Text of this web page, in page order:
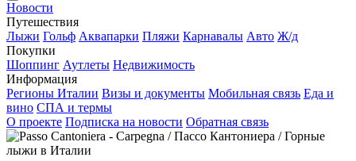
Новости
Путешествия
Лыжи Гольф Аквапарки Пляжи Карнавалы Авто Ж/д
Покупки
Шоппинг Аутлеты Недвижимость
Информация
Регионы Италии Визы и документы Мобильная связь Еда и
вино СПА и термы
О проекте Подписка на новости Обратная связь